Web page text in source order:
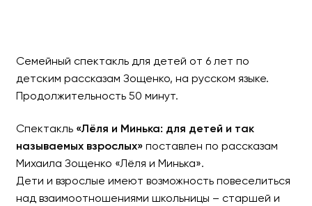
Лёля и Минька
По рассказам Михаила
Семейный спектакль для детей от 6 лет по
детским рассказам Зощенко, на русском языке.
Продолжительность 50 минут.
Спектакль «Лёля и Минька: для детей и так
называемых взрослых»поставлен по рассказам
Михаила Зощенко «Лёля и Минька».
Дети и взрослые имеют возможность повеселиться
над взаимоотношениями школьницы – старшей и